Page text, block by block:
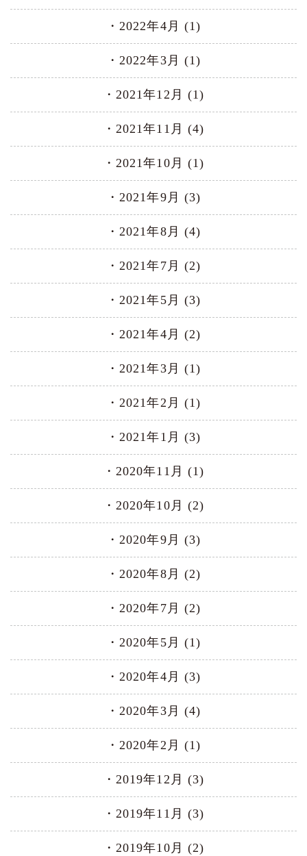
2022年4月 (1)
2022年3月 (1)
2021年12月 (1)
2021年11月 (4)
2021年10月 (1)
2021年9月 (3)
2021年8月 (4)
2021年7月 (2)
2021年5月 (3)
2021年4月 (2)
2021年3月 (1)
2021年2月 (1)
2021年1月 (3)
2020年11月 (1)
2020年10月 (2)
2020年9月 (3)
2020年8月 (2)
2020年7月 (2)
2020年5月 (1)
2020年4月 (3)
2020年3月 (4)
2020年2月 (1)
2019年12月 (3)
2019年11月 (3)
2019年10月 (2)